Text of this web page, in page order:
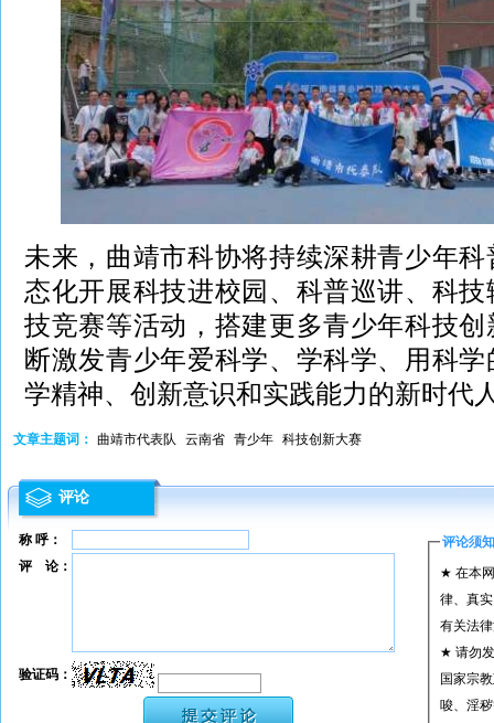
未来，曲靖市科协将持续深耕青少年
态化开展科技进校园、科普巡讲、科
技竞赛等活动，搭建更多青少年科技
断激发青少年爱科学、学科学、用科
学精神、创新意识和实践能力的新时代
文章主题词： 曲靖市代表队 云南省 青少年 科技创新大赛
评论
称 呼： 评论须知
★ 在本
律、真
有关法
★ 请勿
国家宗
唆、淫
评 论：
验证码：